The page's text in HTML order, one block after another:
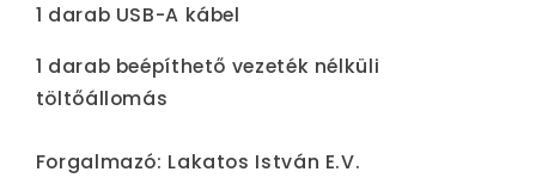
1 darab USB-A kábel
1 darab beépíthető vezeték nélküli
töltőállomás
Forgalmazó: Lakatos István E.V.